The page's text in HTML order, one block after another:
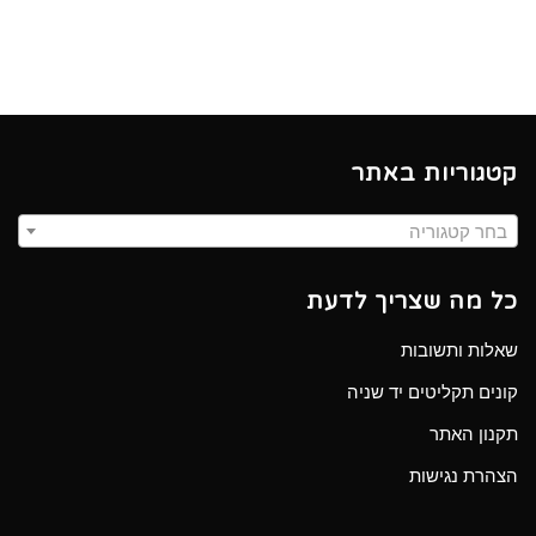
קטגוריות באתר
בחר קטגוריה
כל מה שצריך לדעת
שאלות ותשובות
קונים תקליטים יד שניה
תקנון האתר
הצהרת נגישות